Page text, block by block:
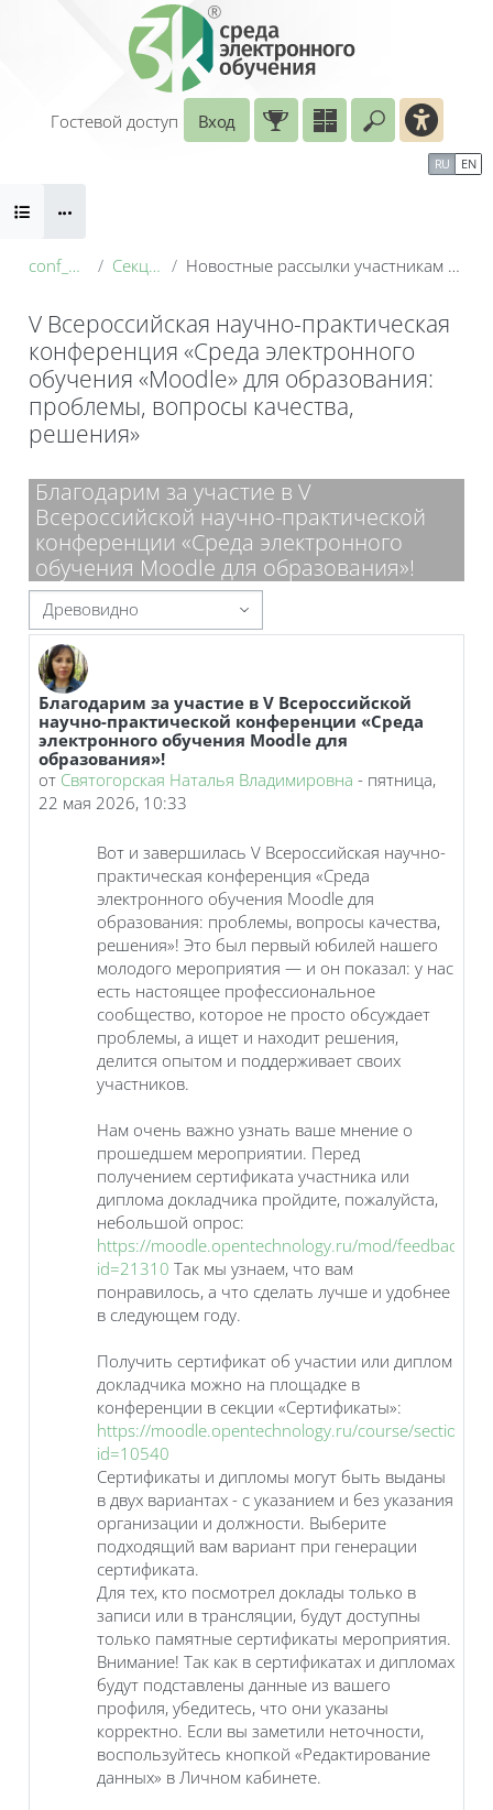
Перейти к основному содержанию
Введите
Гостевой доступ
Вход
RU EN
Блоки
conf_2026 Секция 1 Новостные рассылки участникам конференции
V Всероссийская научно-практическая
конференция «Среда электронного
обучения «Moodle» для образования:
проблемы, вопросы качества,
решения»
Блоки
Благодарим за участие в V
Всероссийской научно-практической
конференции «Среда электронного
обучения Moodle для образования»!
Режим отображения
Благодарим за участие в V Всероссийской
научно-практической конференции «Среда
электронного обучения Moodle для
образования»!
от Святогорская Наталья Владимировна - пятница,
22 мая 2026, 10:33
Количество ответов: 0
Вот и завершилась V Всероссийская научно-
практическая конференция «Среда
электронного обучения Moodle для
образования: проблемы, вопросы качества,
решения»! Это был первый юбилей нашего
молодого мероприятия — и он показал: у нас
есть настоящее профессиональное
сообщество, которое не просто обсуждает
проблемы, а ищет и находит решения,
делится опытом и поддерживает своих
участников.
Нам очень важно узнать ваше мнение о
прошедшем мероприятии. Перед
получением сертификата участника или
диплома докладчика пройдите, пожалуйста,
небольшой опрос:
https://moodle.opentechnology.ru/mod/feedback/
id=21310 Так мы узнаем, что вам
понравилось, а что сделать лучше и удобнее
в следующем году.
Получить сертификат об участии или диплом
докладчика можно на площадке в
конференции в секции «Сертификаты»:
https://moodle.opentechnology.ru/course/
id=10540
Сертификаты и дипломы могут быть выданы
в двух вариантах - с указанием и без указания
организации и должности. Выберите
подходящий вам вариант при генерации
сертификата.
Для тех, кто посмотрел доклады только в
записи или в трансляции, будут доступны
только памятные сертификаты мероприятия.
Внимание! Так как в сертификатах и дипломах
будут подставлены данные из вашего
профиля, убедитесь, что они указаны
корректно. Если вы заметили неточности,
воспользуйтесь кнопкой «Редактирование
данных» в Личном кабинете.